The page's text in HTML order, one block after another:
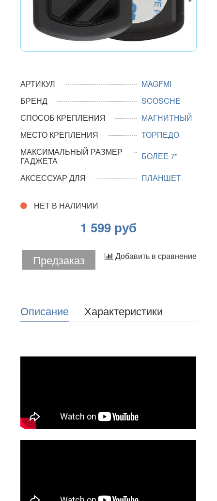
АРТИКУЛ
MAGFMI
БРЕНД
SCOSCHE
СПОСОБ КРЕПЛЕНИЯ
МАГНИТНЫЙ
МЕСТО КРЕПЛЕНИЯ
ТОРПЕДО
МАКСИМАЛЬНЫЙ РАЗМЕР
ГАДЖЕТА
БОЛЕЕ 7"
АКСЕССУАР ДЛЯ
ПЛАНШЕТ
НЕТ В НАЛИЧИИ
1 599 руб
Предзаказ Добавить в сравнение
Описание Характеристики